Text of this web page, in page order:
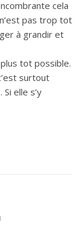
cela
pas trop tot
à grandir et
tot possible.
surtout
elle s’y